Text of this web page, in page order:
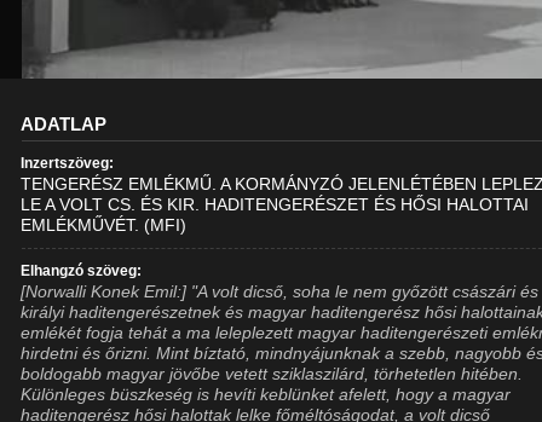
ADATLAP
Inzertszöveg:
TENGERÉSZ EMLÉKMŰ. A KORMÁNYZÓ JELENLÉTÉBEN
LE A VOLT CS. ÉS KIR. HADITENGERÉSZET ÉS HŐSI HALOTTAI
EMLÉKMŰVÉT. (MFI)
Elhangzó szöveg:
[Norwalli Konek Emil:] "A volt dicső, soha le nem győzött császári és
királyi haditengerészetnek és magyar haditengerész hősi
emlékét fogja tehát a ma leleplezett magyar haditengerészeti
hirdetni és őrizni. Mint bíztató, mindnyájunknak a szebb, nagyobb
boldogabb magyar jövőbe vetett sziklaszilárd, törhetetlen hitében.
Különleges büszkeség is hevíti keblünket afelett, hogy a magyar
haditengerész hősi halottak lelke főméltóságodat, a volt dicső